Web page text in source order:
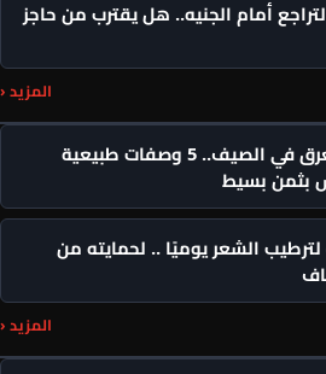
أمام الجنيه.. هل يقترب من حاجز
المزيد ‹
وداعًا لرائحة العرق في الصيف.. 5 وصفات طبيعية
بثمن بسيط
الشعر يوميًا .. لحمايته من
المزيد ‹